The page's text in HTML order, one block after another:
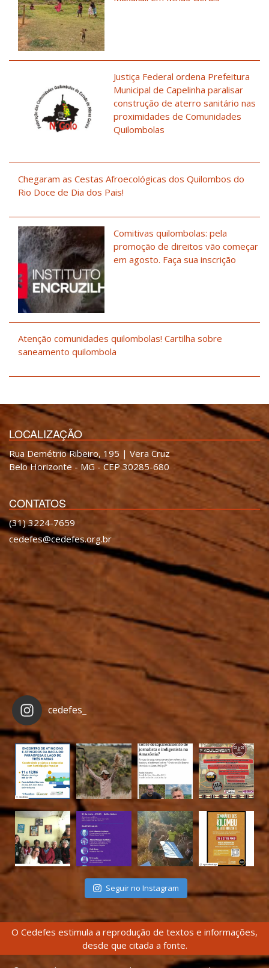
Justiça Federal ordena Prefeitura
Municipal de Capelinha paralisar
construção de aterro sanitário nas
proximidades de Comunidades
Quilombolas
Chegaram as Cestas Afroecológicas dos Quilombos do
Rio Doce de Dia dos Pais!
Comitivas quilombolas: pela
promoção de direitos vão começar
em agosto. Faça sua inscrição
Atenção comunidades quilombolas! Cartilha sobre
saneamento quilombola
LOCALIZAÇÃO
Rua Demétrio Ribeiro, 195 | Vera Cruz
Belo Horizonte - MG - CEP 30285-680
CONTATOS
(31) 3224-7659
cedefes@cedefes.org.br
cedefes_
Seguir no Instagram
O Cedefes estimula a reprodução de textos e informações,
desde que citada a fonte.